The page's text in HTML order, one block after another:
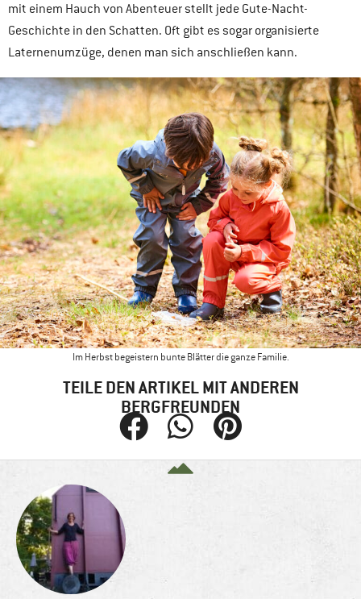
mit einem Hauch von Abenteuer stellt jede Gute-Nacht-
Geschichte in den Schatten. Oft gibt es sogar organisierte
Laternenumzüge, denen man sich anschließen kann.
Im Herbst begeistern bunte Blätter die ganze Familie.
TEILE DEN ARTIKEL MIT ANDEREN
BERGFREUNDEN